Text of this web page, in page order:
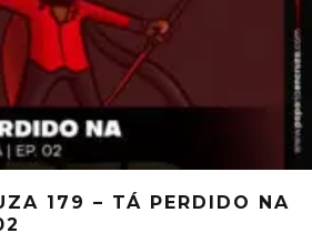
179 – TÁ PERDIDO NA